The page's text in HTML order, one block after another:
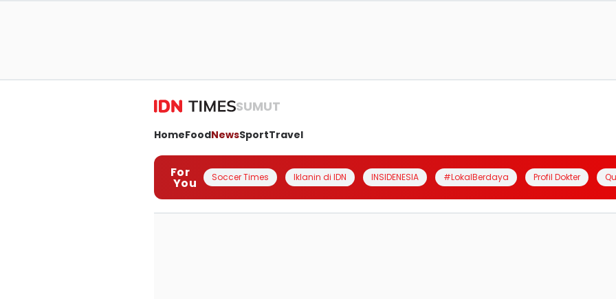
SUMUT
HomeFoodNewsSportTravel
For
You Soccer Times Iklanin di IDN INSIDENESIA #LokalBerdaya Profil Dokter